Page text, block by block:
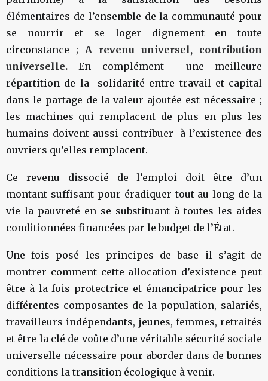
élémentaires de l’ensemble de la communauté pour
se nourrir et se loger dignement en toute
circonstance ; A revenu universel, contribution
universelle.En complément une meilleure
répartition de la solidarité entre travail et capital
dans le partage de la valeur ajoutée est nécessaire ;
les machines qui remplacent de plus en plus les
humains doivent aussi contribuer à l’existence des
ouvriers qu’elles remplacent.
Ce revenu dissocié de l’emploi doit être d’un
montant suffisant pour éradiquer tout au long de la
vie la pauvreté en se substituant à toutes les aides
conditionnées financées par le budget de l’État.
Une fois posé les principes de base il s’agit de
montrer comment cette allocation d’existence peut
être à la fois protectrice et émancipatrice pour les
différentes composantes de la population, salariés,
travailleurs indépendants, jeunes, femmes, retraités
et être la clé de voûte d’une véritable sécurité sociale
universelle nécessaire pour aborder dans de bonnes
conditions la transition écologique à venir.